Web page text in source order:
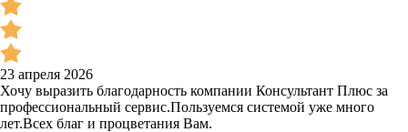
23 апреля 2026
Хочу выразить благодарность компании Консультант Плюс за
профессиональный сервис.Пользуемся системой уже много
лет.Всех благ и процветания Вам.